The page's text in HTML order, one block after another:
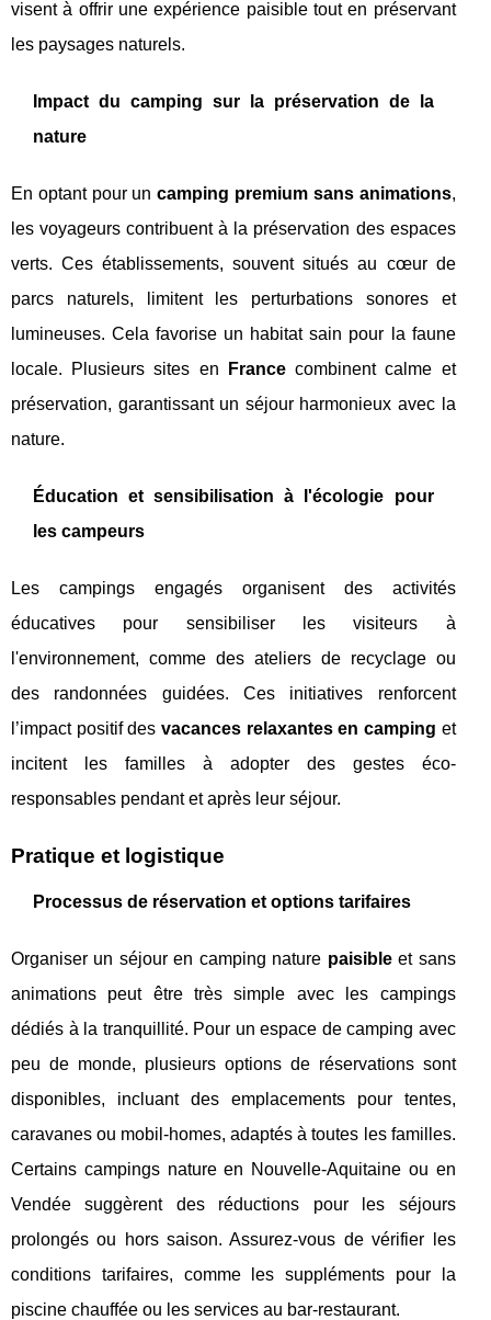
visent à offrir une expérience paisible tout en préservant
les paysages naturels.
Impact du camping sur la préservation de la
nature
En optant pour uncamping premium sans animations,
les voyageurs contribuent à la préservation des espaces
verts. Ces établissements, souvent situés au cœur de
parcs naturels, limitent les perturbations sonores et
lumineuses. Cela favorise un habitat sain pour la faune
locale. Plusieurs sites en
Francecombinent calme et
préservation, garantissant un séjour harmonieux avec la
nature.
Éducation et sensibilisation à l'écologie pour
les campeurs
Les campings engagés organisent des activités
éducatives pour sensibiliser les visiteurs à
l'environnement, comme des ateliers de recyclage ou
des randonnées guidées. Ces initiatives renforcent
l’impact positif des vacances relaxantes en camping et
incitent les familles à adopter des gestes éco-
responsables pendant et après leur séjour.
Pratique et logistique
Processus de réservation et options tarifaires
Organiser un séjour en camping nature paisibleet sans
animations peut être très simple avec les campings
dédiés à la tranquillité. Pour un espace de camping avec
peu de monde, plusieurs options de réservations sont
disponibles, incluant des emplacements pour tentes,
caravanes ou mobil-homes, adaptés à toutes les familles.
Certains campings nature en Nouvelle-Aquitaine ou en
Vendée suggèrent des réductions pour les séjours
prolongés ou hors saison. Assurez-vous de vérifier les
conditions tarifaires, comme les suppléments pour la
piscine chauffée ou les services au bar-restaurant.